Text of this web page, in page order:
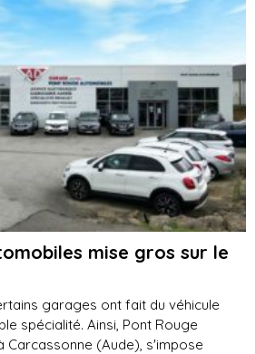
mise gros sur le
garages ont fait du véhicule
spécialité. Ainsi, Pont Rouge
Carcassonne (Aude), s'impose